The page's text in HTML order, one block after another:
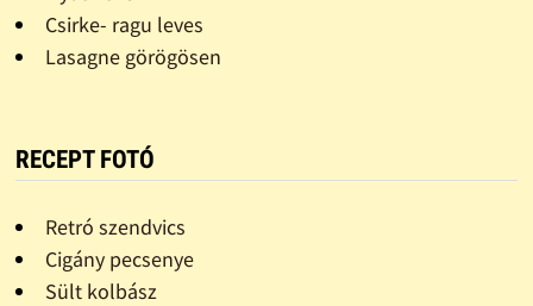
Csirke- ragu leves
Lasagne görögösen
RECEPT FOTÓ
Retró szendvics
Cigány pecsenye
Sült kolbász